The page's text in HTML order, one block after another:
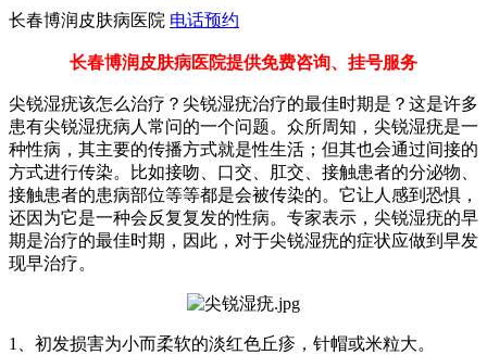
长春博润皮肤病医院 电话预约
长春博润皮肤病医院提供免费咨询、挂号服务
尖锐湿疣该怎么治疗？尖锐湿疣治疗的最佳时期是？这是许多
患有尖锐湿疣病人常问的一个问题。众所周知，尖锐湿疣是一
种性病，其主要的传播方式就是性生活；但其也会通过间接的
方式进行传染。比如接吻、口交、肛交、接触患者的分泌物、
接触患者的患病部位等等都是会被传染的。它让人感到恐惧，
还因为它是一种会反复复发的性病。专家表示，尖锐湿疣的早
期是治疗的最佳时期，因此，对于尖锐湿疣的症状应做到早发
现早治疗。
1、初发损害为小而柔软的淡红色丘疹，针帽或米粒大。